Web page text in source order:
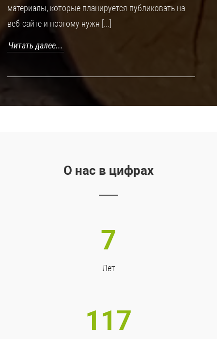
материалы, которые планируется публиковать на
веб-сайте и поэтому нужн [...]
Читать далее...
О нас в цифрах
7
Лет
117